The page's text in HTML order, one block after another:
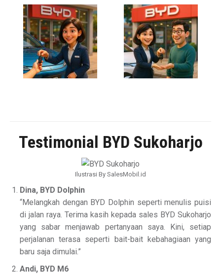
Testimonial BYD Sukoharjo
Ilustrasi By SalesMobil.id
Dina, BYD Dolphin
“Melangkah dengan BYD Dolphin seperti menulis puisi
di jalan raya. Terima kasih kepada sales BYD Sukoharjo
yang sabar menjawab pertanyaan saya. Kini, setiap
perjalanan terasa seperti bait-bait kebahagiaan yang
baru saja dimulai.”
Andi, BYD M6